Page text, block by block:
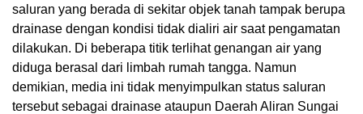
saluran yang berada di sekitar objek tanah tampak berupa
drainase dengan kondisi tidak dialiri air saat pengamatan
dilakukan. Di beberapa titik terlihat genangan air yang
diduga berasal dari limbah rumah tangga. Namun
demikian, media ini tidak menyimpulkan status saluran
tersebut sebagai drainase ataupun Daerah Aliran Sungai